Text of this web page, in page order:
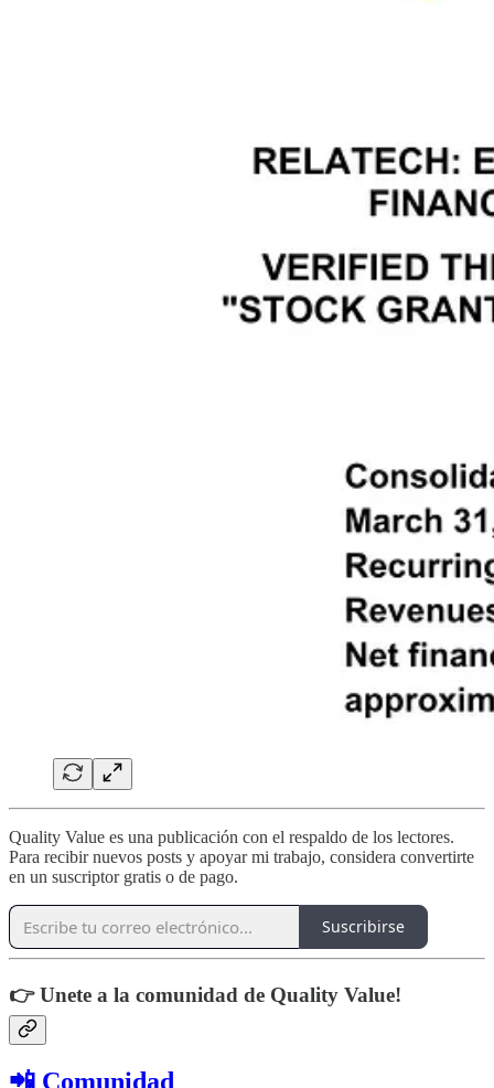
Quality Value es una publicación con el respaldo de los lectores.
Para recibir nuevos posts y apoyar mi trabajo, considera convertirte
en un suscriptor gratis o de pago.
Suscribirse
👉 Unete a la comunidad de Quality Value!
📲 Comunidad